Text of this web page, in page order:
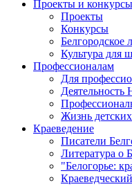
Проекты и конкурсы
Проекты
Конкурсы
Белгородское
Культура для
Профессионалам
Для
Жизнь
Краеведение
Писатели
Литература о
"Белогорье: